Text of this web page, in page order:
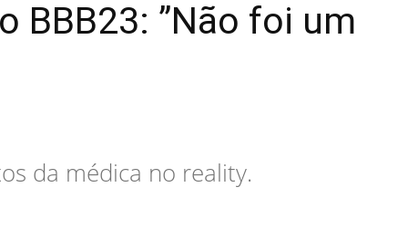
BBB23: ”Não foi um
da médica no reality.